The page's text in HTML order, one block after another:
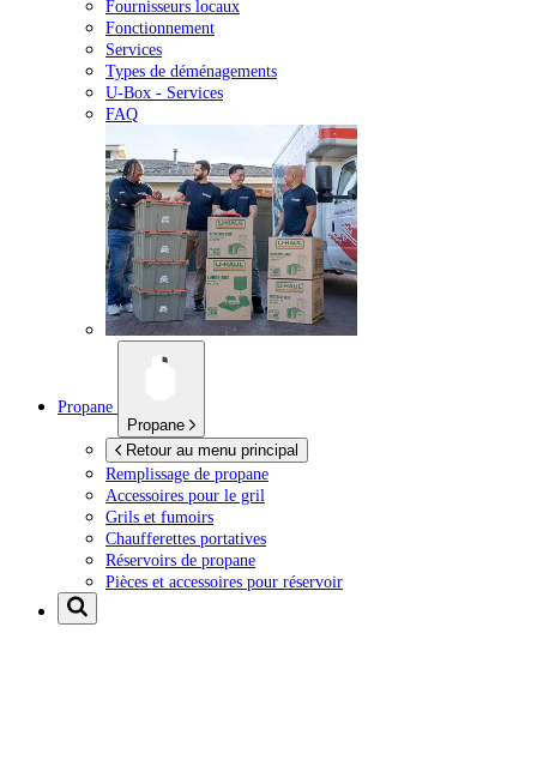
Fournisseurs locaux
Fonctionnement
Services
Types de déménagements
U-Box - Services
FAQ
Propane
Propane
Retour au menu principal
Remplissage de propane
Accessoires pour le gril
Grils et fumoirs
Chaufferettes portatives
Réservoirs de propane
Pièces et accessoires pour réservoir